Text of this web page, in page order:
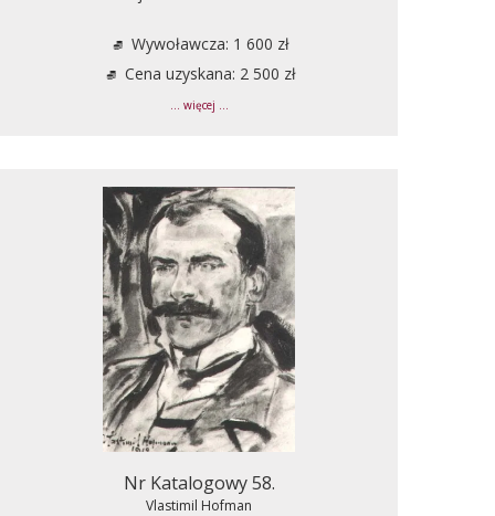
Wywoławcza: 1 600 zł
Cena uzyskana: 2 500 zł
... więcej ...
Nr Katalogowy 58.
Vlastimil Hofman